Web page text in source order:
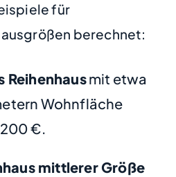
für
berechnet:
Reihenhausmit etwa
Wohnfläche
€.
mittlerer Größe